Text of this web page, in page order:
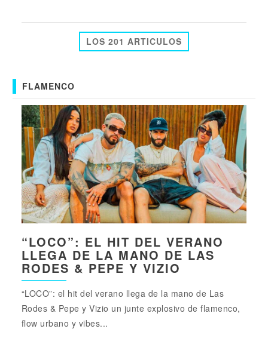
LOS 201 ARTICULOS
FLAMENCO
“LOCO”: EL HIT DEL VERANO
LLEGA DE LA MANO DE LAS
RODES & PEPE Y VIZIO
“LOCO”: el hit del verano llega de la mano de Las
Rodes & Pepe y Vizio un junte explosivo de flamenco,
flow urbano y vibes...